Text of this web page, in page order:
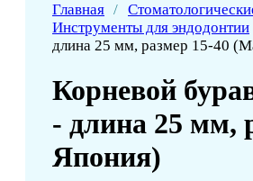
Главная /
Инструменты для эндодонтии
длина 25 мм, размер 15-40
Корневой
- длина 25 мм,
Япония)